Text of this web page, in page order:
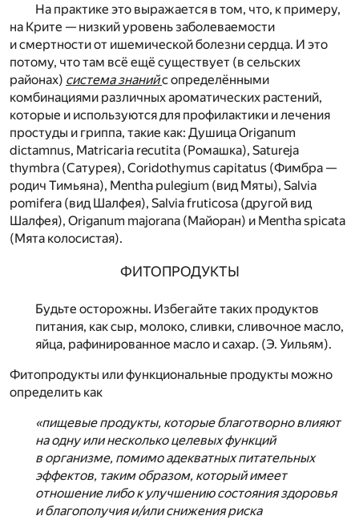
На практике это выражается в том, что, к примеру,
на Крите — низкий уровень заболеваемости
и смертности от ишемической болезни сердца. И это
потому, что там всё ещё существует (в сельских
районах) система знанийс определёнными
комбинациями различных ароматических растений,
которые и используются для профилактики и лечения
простуды и гриппа, такие как: Душица Origanum
dictamnus, Matricaria recutita (Ромашка), Satureja
thymbra (Сатурея), Coridothymus capitatus (Фимбра —
родич Тимьяна), Mentha pulegium (вид Мяты), Salvia
pomifera (вид Шалфея), Salvia fruticosa (другой вид
Шалфея), Origanum majorana (Майоран) и Mentha spicata
(Мята колосистая).
ФИТОПРОДУКТЫ
Будьте осторожны. Избегайте таких продуктов
питания, как сыр, молоко, сливки, сливочное масло,
яйца, рафинированное масло и сахар. (Э. Уильям).
Фитопродукты или функциональные продукты можно
определить как
«пищевые продукты, которые благотворно влияют
на одну или несколько целевых функций
в организме, помимо адекватных питательных
эффектов, таким образом, который имеет
отношение либо к улучшению состояния здоровья
и благополучия и/или снижения риска